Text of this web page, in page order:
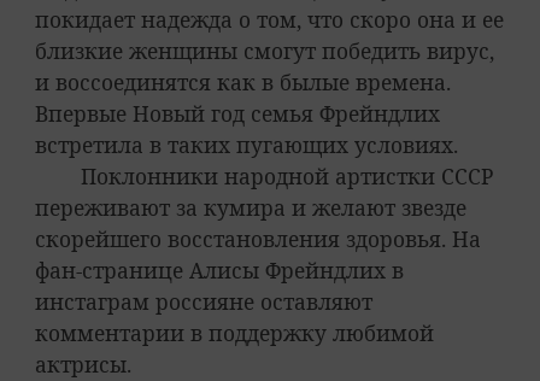
покидает надежда о том, что скоро она и ее
близкие женщины смогут победить вирус,
и воссоединятся как в былые времена.
Впервые Новый год семья Фрейндлих
встретила в таких пугающих условиях.
Поклонники народной артистки СССР
переживают за кумира и желают звезде
скорейшего восстановления здоровья. На
фан-странице Алисы Фрейндлих в
инстаграм россияне оставляют
комментарии в поддержку любимой
актрисы.